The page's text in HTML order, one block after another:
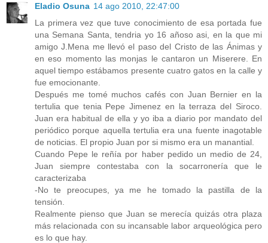
Eladio Osuna 14 ago 2010, 22:47:00
La primera vez que tuve conocimiento de esa portada fue
una Semana Santa, tendria yo 16 añoso asi, en la que mi
amigo J.Mena me llevó el paso del Cristo de las Ánimas y
en eso momento las monjas le cantaron un Miserere. En
aquel tiempo estábamos presente cuatro gatos en la calle y
fue emocionante.
Después me tomé muchos cafés con Juan Bernier en la
tertulia que tenia Pepe Jimenez en la terraza del Siroco.
Juan era habitual de ella y yo iba a diario por mandato del
periódico porque aquella tertulia era una fuente inagotable
de noticias. El propio Juan por si mismo era un manantial.
Cuando Pepe le reñía por haber pedido un medio de 24,
Juan siempre contestaba con la socarronería que le
caracterizaba
-No te preocupes, ya me he tomado la pastilla de la
tensión.
Realmente pienso que Juan se merecía quizás otra plaza
más relacionada con su incansable labor arqueológica pero
es lo que hay.